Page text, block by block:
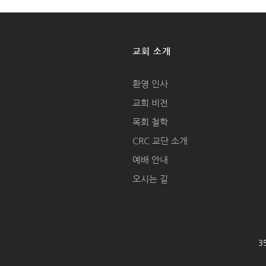
교회 소개
환영 인사
교회 비전
목회 철학
CRC 교단 소개
예배 안내
오시는 길